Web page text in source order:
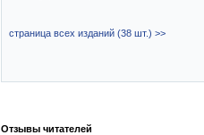
страница всех изданий (38 шт.) >>
Отзывы читателей